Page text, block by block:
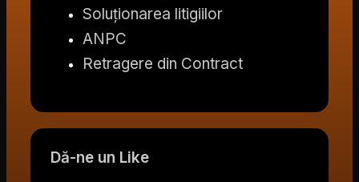
Soluționarea litigiilor
ANPC
Retragere din Contract
Dă-ne un Like